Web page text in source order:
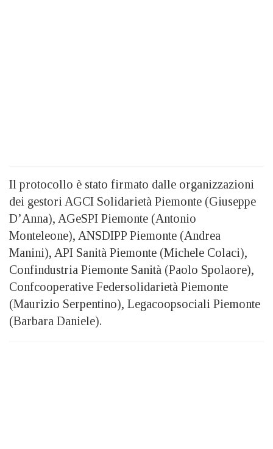
Il protocollo è stato firmato dalle organizzazioni
dei gestori AGCI Solidarietà Piemonte (Giuseppe
D’Anna), AGeSPI Piemonte (Antonio
Monteleone), ANSDIPP Piemonte (Andrea
Manini), API Sanità Piemonte (Michele Colaci),
Confindustria Piemonte Sanità (Paolo Spolaore),
Confcooperative Federsolidarietà Piemonte
(Maurizio Serpentino), Legacoopsociali Piemonte
(Barbara Daniele).